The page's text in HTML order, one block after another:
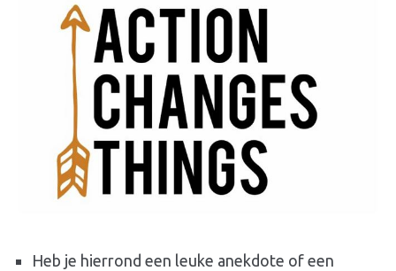
Heb je hierrond een leuke anekdote of een